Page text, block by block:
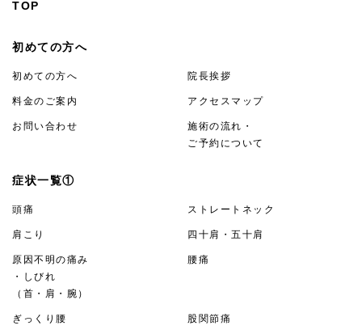
TOP
初めての方へ
初めての方へ 院長挨拶
料金のご案内 アクセスマップ
お問い合わせ
施術の流れ・
ご予約について
症状一覧①
頭痛 ストレートネック
肩こり 四十肩・五十肩
原因不明の痛み
・しびれ
（首・肩・腕）
腰痛
ぎっくり腰 股関節痛